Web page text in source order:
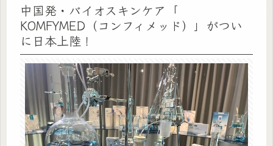
中国発・バイオスキンケア「
KOMFYMED（コンフィメッド）」がつい
に日本上陸！